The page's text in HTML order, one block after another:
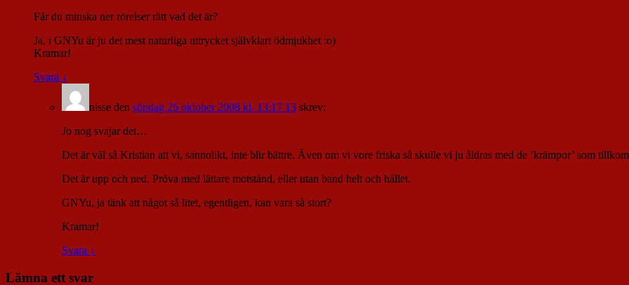
Får du minska ner rörelser rätt vad det är?
Ja, i GNYu är ju det mest naturliga uttrycket självklart ödmjukhet :o)
Kramar!
Svara ↓
nisse den söndag 26 oktober 2008 kl. 13:17 13 skrev:
Jo nog svajar det…
Det är väl så Kristian att vi, sannolikt, inte blir bättre. Även om vi vore friska så skulle vi ju åldras med de ’krämpor’ som
Det är upp och ned. Pröva med lättare motstånd, eller utan band helt och hållet.
GNYu, ja tänk att något så litet, egentligen, kan vara så stort?
Kramar!
Svara ↓
Lämna ett svar